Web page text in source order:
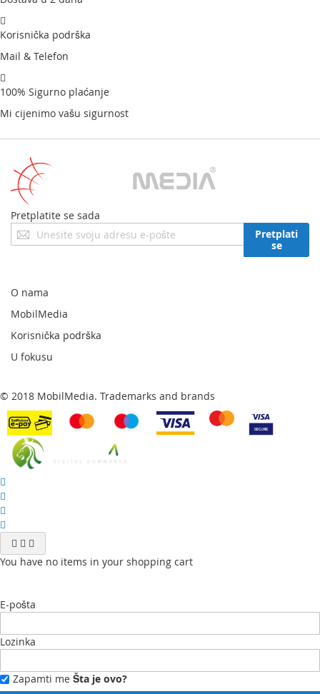
Korisnička podrška
Mail & Telefon
100% Sigurno plaćanje
Mi cijenimo vašu sigurnost
Pretplatite se sada
Prijavite
se
newsletter:
Pretplati
se
O nama
MobilMedia
Korisnička podrška
U fokusu
© 2018 MobilMedia. Trademarks and brands
You have no items in your shopping cart
E-pošta
Lozinka
Zapamti me Šta je ovo?